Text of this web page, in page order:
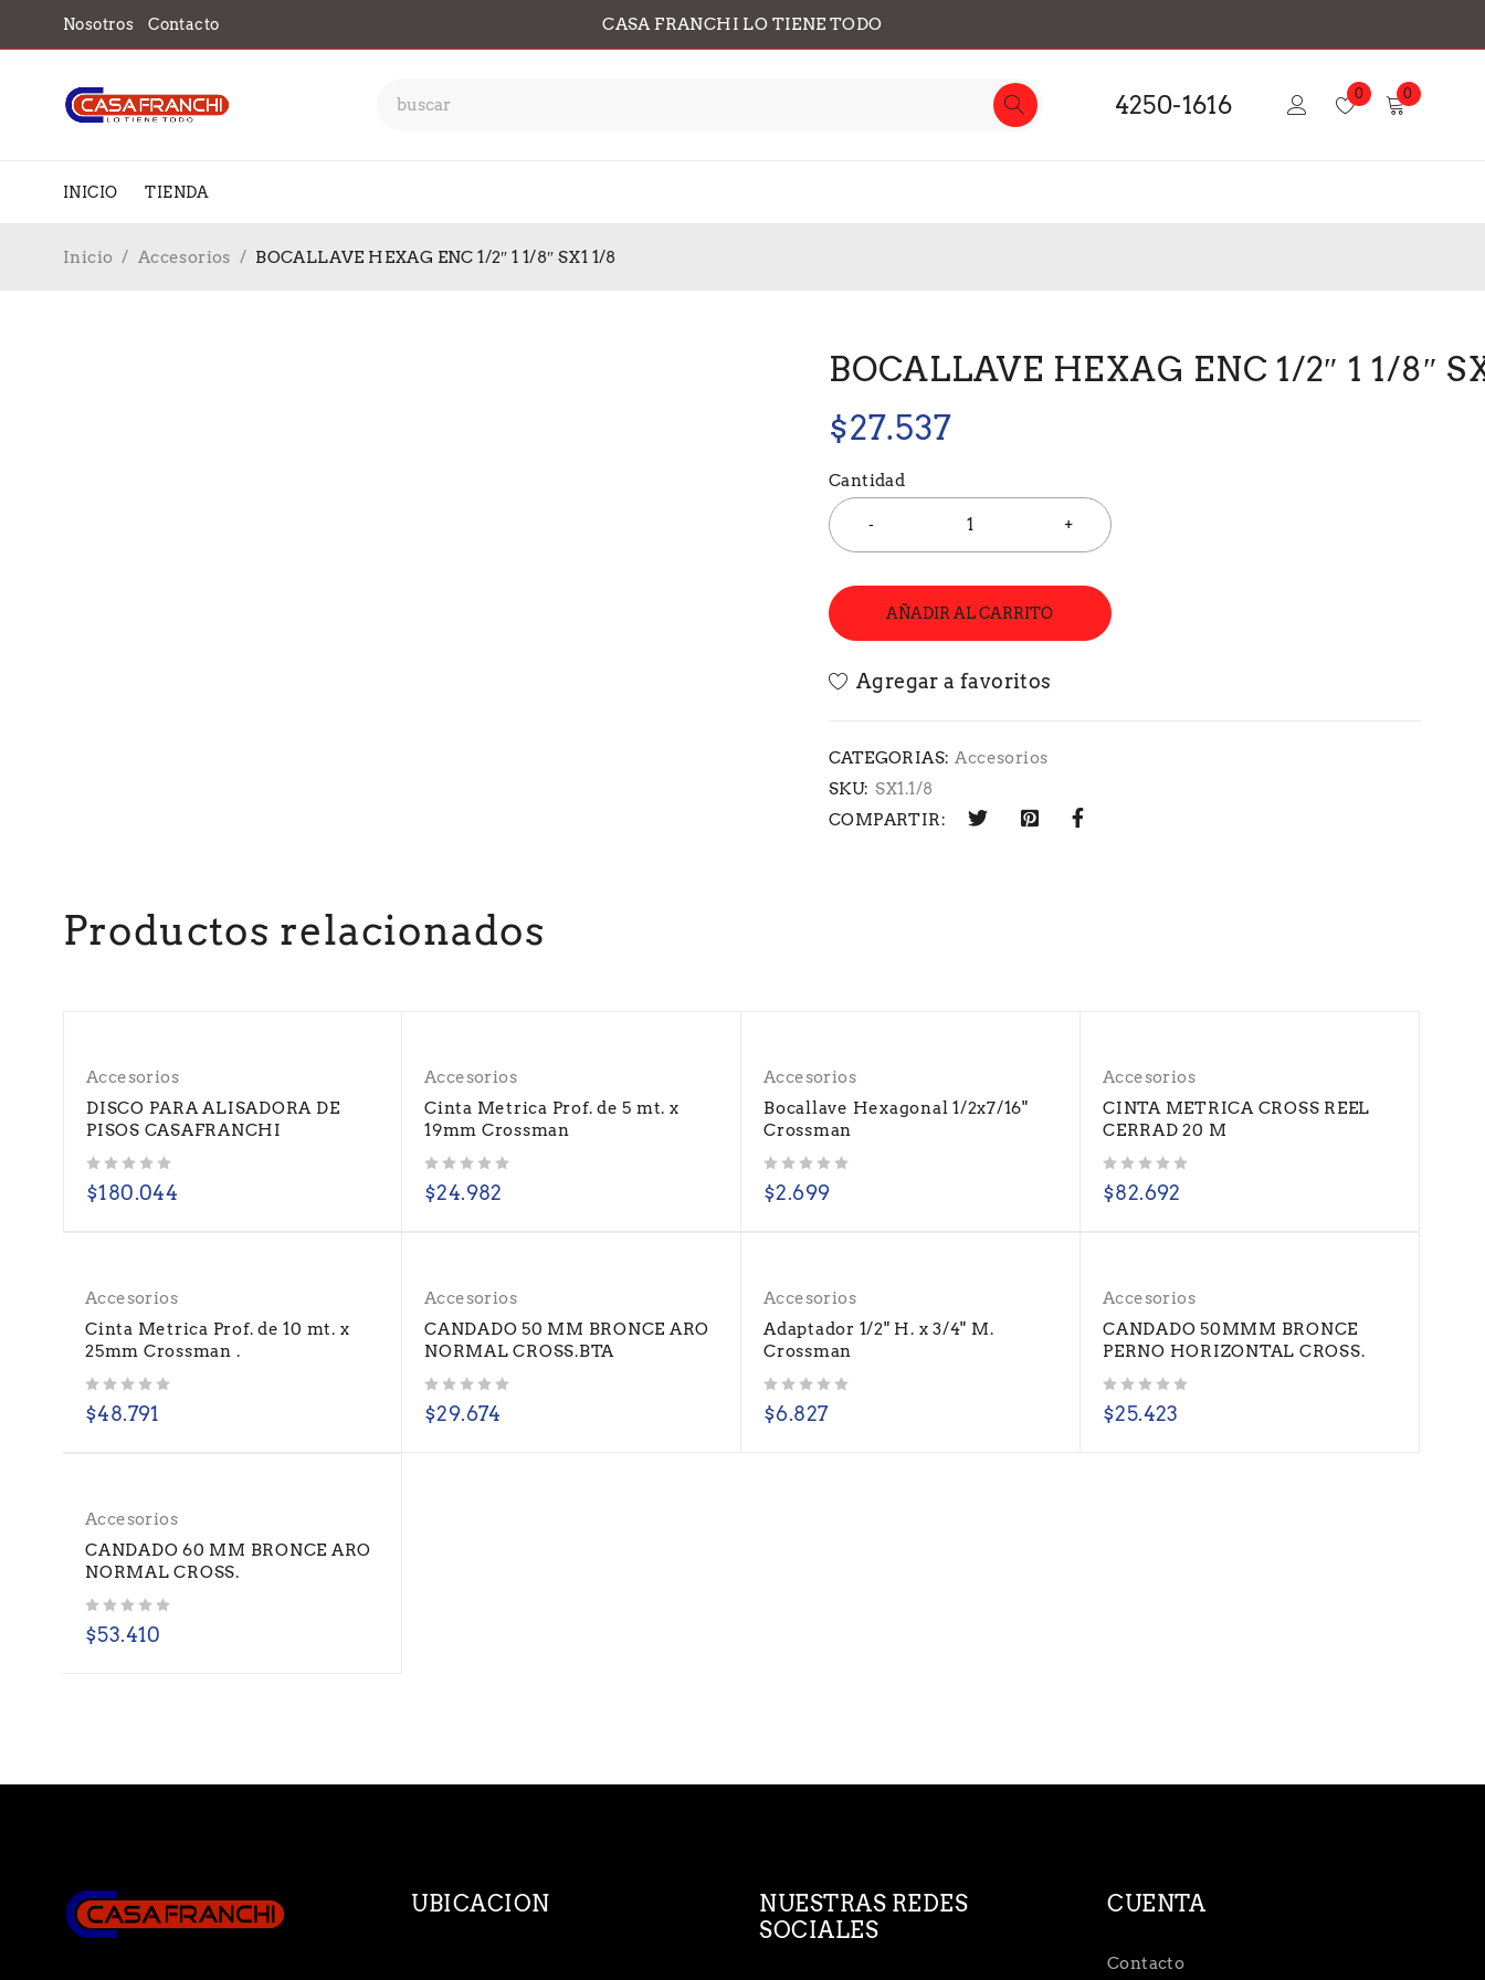
Nosotros Contacto CASA FRANCHI LO TIENE TODO
4250-1616 0 0
INICIO TIENDA
Inicio / Accesorios / BOCALLAVE HEXAG ENC 1/2″ 1 1/8″ SX1 1/8
BOCALLAVE HEXAG ENC 1/2″ 1 1/8″
$27.537
Cantidad
AÑADIR AL CARRITO
CATEGORIAS: Accesorios
SKU: SX1.1/8
COMPARTIR:
Productos relacionados
Accesorios
DISCO PARA ALISADORA DE
PISOS CASAFRANCHI
$180.044
Accesorios
Cinta Metrica Prof. de 5 mt. x
19mm Crossman
$24.982
Accesorios
Bocallave Hexagonal 1/2x7/16"
Crossman
$2.699
Accesorios
CINTA METRICA CROSS REEL
CERRAD 20 M
$82.692
Accesorios
Cinta Metrica Prof. de 10 mt. x
25mm Crossman .
$48.791
Accesorios
CANDADO 50 MM BRONCE ARO
NORMAL CROSS.BTA
$29.674
Accesorios
Adaptador 1/2" H. x 3/4" M.
Crossman
$6.827
Accesorios
CANDADO 50MMM BRONCE
PERNO HORIZONTAL CROSS.
$25.423
Accesorios
CANDADO 60 MM BRONCE ARO
NORMAL CROSS.
$53.410
UBICACION
NUESTRAS REDES
SOCIALES
CUENTA
Contacto